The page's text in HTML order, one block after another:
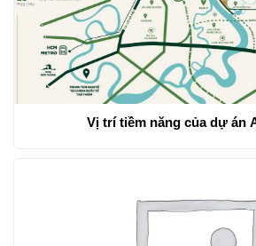
Vị trí tiềm năng của dự án